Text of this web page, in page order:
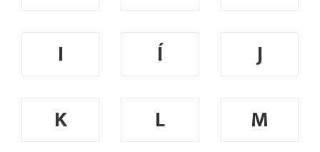
I
Í
J
K
L
M